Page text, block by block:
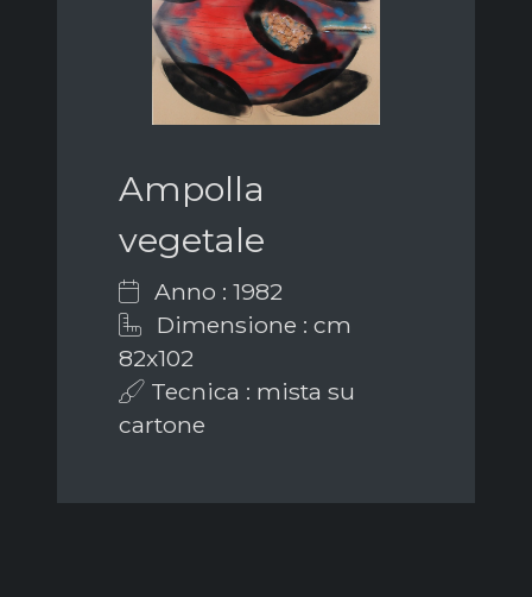
Ampolla
vegetale
Anno : 1982
Dimensione : cm
82x102
Tecnica : mista su
cartone